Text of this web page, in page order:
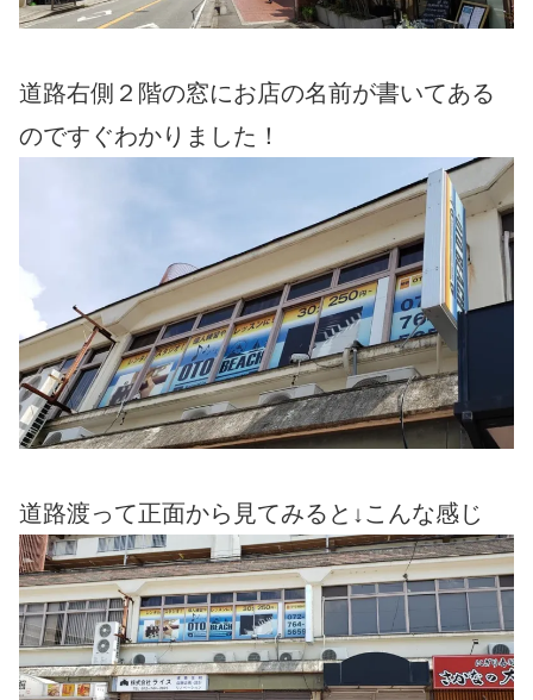
道路右側２階の窓にお店の名前が書いてある
のですぐわかりました！
道路渡って正面から見てみると↓こんな感じ